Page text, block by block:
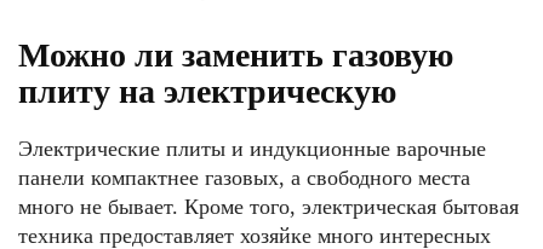
Можно ли заменить газовую
плиту на электрическую
Электрические плиты и индукционные варочные
панели компактнее газовых, а свободного места
много не бывает. Кроме того, электрическая бытовая
техника предоставляет хозяйке много интересных